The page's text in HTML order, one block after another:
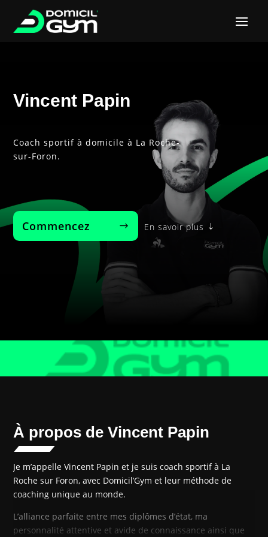
Vincent Papin
Coach sportif à domicile à La Roche-
sur-Foron.
Commencez‎ ‎ ‎ ‎ ‎ ‎ ‎ ‎ En savoir plus
À propos de Vincent Papin
Je m’appelle Vincent Papin et je suis coach sportif à La
Roche sur Foron, avec Domicil’Gym et leur méthode de
coaching unique au monde.
L’alliance parfaite entre mes diplômes d’état, ma
personnalité attentive et avide de connaissance ainsi que